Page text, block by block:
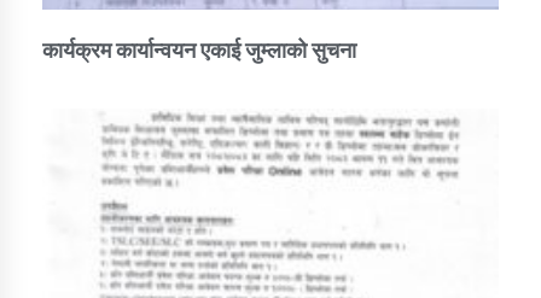
कार्यक्रम कार्यान्वयन एकाई जुम्लाको सुचना